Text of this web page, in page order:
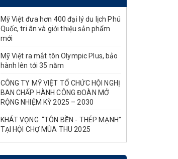
Mỹ Việt đưa hơn 400 đại lý du lịch Phú
Quốc, tri ân và giới thiệu sản phẩm
mới
Mỹ Việt ra mắt tôn Olympic Plus, bảo
hành lên tới 35 năm
CÔNG TY MỸ VIỆT TỔ CHỨC HỘI NGHỊ
BAN CHẤP HÀNH CÔNG ĐOÀN MỞ
RỘNG NHIỆM KỲ 2025 – 2030
KHÁT VỌNG “TÔN BỀN - THÉP MẠNH”
TẠI HỘI CHỢ MÙA THU 2025